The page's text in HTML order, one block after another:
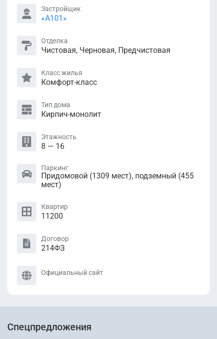
Застройщик
«А101»
Отделка
Чистовая, Черновая, Предчистовая
Класс жилья
Комфорт-класс
Тип дома
Кирпич-монолит
Этажность
8 — 16
Паркинг
Придомовой (1309 мест), подземный (455
мест)
Квартир
11200
Договор
214ФЗ
Официальный сайт
Спецпредложения